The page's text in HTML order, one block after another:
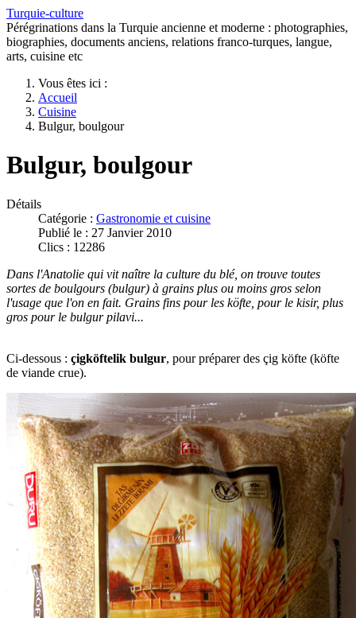
Turquie-culture
Pérégrinations dans la Turquie ancienne et moderne : photographies,
biographies, documents anciens, relations franco-turques, langue,
arts, cuisine etc
Vous êtes ici :
Accueil
Cuisine
Bulgur, boulgour
Bulgur, boulgour
Détails
Catégorie : Gastronomie et cuisine
Publié le : 27 Janvier 2010
Clics : 12286
Dans l'Anatolie qui vit naître la culture du blé, on trouve toutes
sortes de boulgours (bulgur) à grains plus ou moins gros selon
l'usage que l'on en fait. Grains fins pour les köfte, pour le kisir, plus
gros pour le bulgur pilavi...
Ci-dessous : çigköftelik bulgur, pour préparer des çig köfte (köfte
de viande crue).